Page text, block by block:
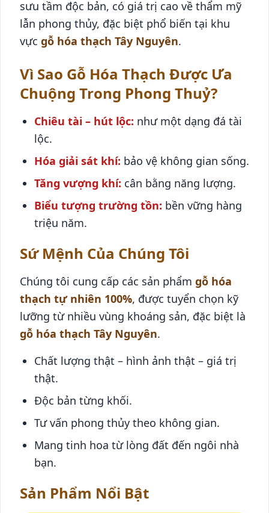
sưu tầm độc bản, có giá trị cao về thẩm mỹ
lẫn phong thủy, đặc biệt phổ biến tại khu
vực gỗ hóa thạch Tây Nguyên.
Vì Sao Gỗ Hóa Thạch Được Ưa
Chuộng Trong Phong Thuỷ?
Chiêu tài – hút lộc: như một dạng đá tài
lộc.
Hóa giải sát khí: bảo vệ không gian sống.
Tăng vượng khí: cân bằng năng lượng.
Biểu tượng trường tồn: bền vững hàng
triệu năm.
Sứ Mệnh Của Chúng Tôi
Chúng tôi cung cấp các sản phẩm gỗ hóa
thạch tự nhiên 100%, được tuyển chọn kỹ
lưỡng từ nhiều vùng khoáng sản, đặc biệt là
gỗ hóa thạch Tây Nguyên.
Chất lượng thật – hình ảnh thật – giá trị
thật.
Độc bản từng khối.
Tư vấn phong thủy theo không gian.
Mang tinh hoa từ lòng đất đến ngôi nhà
bạn.
Sản Phẩm Nổi Bật